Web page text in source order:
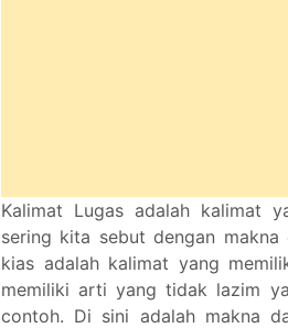
Kalimat Lugas adalah kalimat
sering kita sebut dengan
kias adalah kalimat yang
memiliki arti yang tidak lazim
contoh. Di sini adalah makna